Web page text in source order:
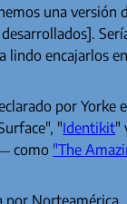
una versión
lindo encajarlos
por Yorke
"Identikit"
como "The